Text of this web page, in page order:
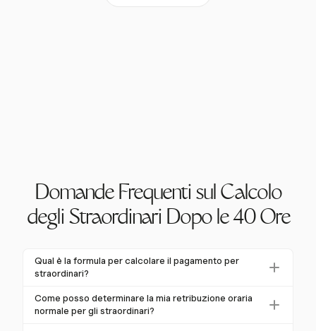
Domande Frequenti sul Calcolo
degli Straordinari Dopo le 40 Ore
Qual è la formula per calcolare il pagamento per
straordinari?
Il pagamento per straordinari si calcola moltiplicando
la retribuzione oraria normale del dipendente per 1,5,
Come posso determinare la mia retribuzione oraria
normale per gli straordinari?